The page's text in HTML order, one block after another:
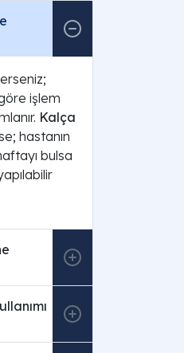
işlem
Kalça
hastanın
bulsa